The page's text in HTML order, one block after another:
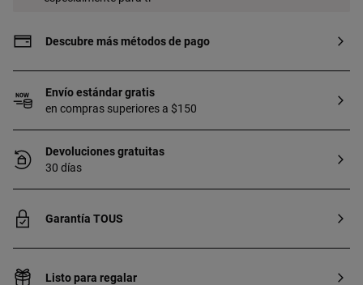
Descubre más métodos de pago
Envío estándar gratis
en compras superiores a $150
Devoluciones gratuitas
30 días
Garantía TOUS
Listo para regalar